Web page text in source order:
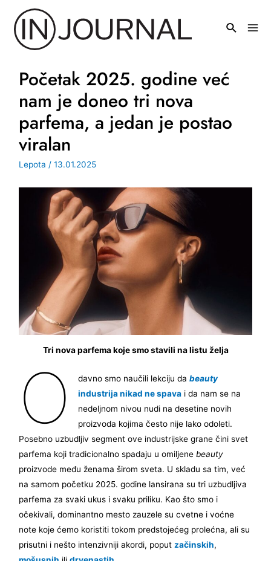
sadržaj
Početak 2025. godine već
nam je doneo tri nova
parfema, a jedan je postao
viralan
Lepota /13.01.2025
Tri nova parfema koje smo stavili na listu želja
O davno smo naučili lekciju da beauty
industrija nikad ne spavai da nam se na
nedeljnom nivou nudi na desetine novih
proizvoda kojima često nije lako odoleti.
Posebno uzbudljiv segment ove industrijske grane čini svet
parfema koji tradicionalno spadaju u omiljenebeauty
proizvode među ženama širom sveta. U skladu sa tim, već
na samom početku 2025. godine lansirana su tri uzbudljiva
parfema za svaki ukus i svaku priliku. Kao što smo i
očekivali, dominantno mesto zauzele su cvetne i voćne
note koje ćemo koristiti tokom predstojećeg prolećna, ali su
prisutni i nešto intenzivniji akordi, poput začinskih,